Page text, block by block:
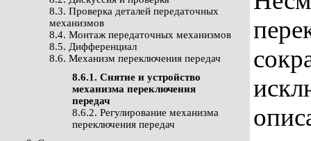
8.3. Проверка деталей передаточных
механизмов
8.4. Монтаж передаточных механизмов
8.5. Дифференциал
8.6. Механизм переключения передач
8.6.1. Снятие и устройство
механизма переключения
передач
8.6.2. Регулирование механизма
переключения передач